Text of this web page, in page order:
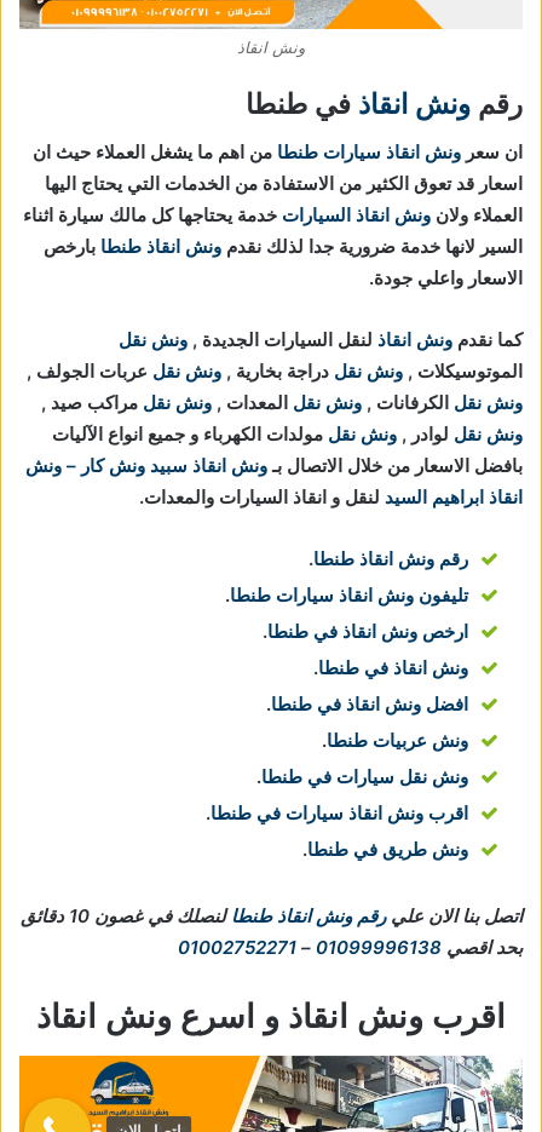
ونش انقاذ
رقم ونش انقاذ في طنطا
ان سعر ونش انقاذ سيارات طنطا من اهم ما يشغل العملاء حيث ان
اسعار قد تعوق الكثير من الاستفادة من الخدمات التي يحتاج اليها
العملاء ولان ونش انقاذ السيارات خدمة يحتاجها كل مالك سيارة اثناء
السير لانها خدمة ضرورية جدا لذلك نقدم ونش انقاذ طنطا بارخص
الاسعار واعلي جودة.
كما نقدم ونش انقاذ لنقل السيارات الجديدة , ونش نقل
الموتوسيكلات , ونش نقل دراجة بخارية , ونش نقل عربات الجولف ,
ونش نقل الكرفانات , ونش نقل المعدات , ونش نقل مراكب صيد ,
ونش نقل لوادر , ونش نقل مولدات الكهرباء و جميع انواع الآليات
بافضل الاسعار من خلال الاتصال بـونش انقاذ سبيد ونش كار – ونش
انقاذ ابراهيم السيد لنقل و انقاذ السيارات والمعدات.
رقم ونش انقاذ طنطا.
تليفون ونش انقاذ سيارات طنطا.
ارخص ونش انقاذ في طنطا.
ونش انقاذ في طنطا.
افضل ونش انقاذ في طنطا.
ونش عربيات طنطا.
ونش نقل سيارات في طنطا.
اقرب ونش انقاذ سيارات في طنطا.
ونش طريق في طنطا.
اتصل بنا الان عليرقم ونش انقاذ طنطا
لنصلك في غصون 10 دقائق
بحد اقصي 01099996138
–
01002752271
اقرب ونش انقاذ و اسرع ونش انقاذ